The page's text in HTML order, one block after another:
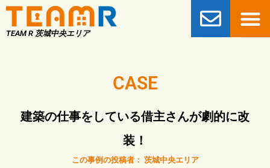
TEAM R 茨城中央エリア
CASE
建築の仕事をしている借主さんが劇的に改
装！
この事例の投稿者： 茨城中央エリア